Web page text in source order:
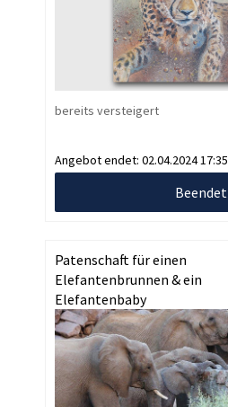
bereits versteigert
Angebot endet: 02.04.2024 17:35
Beendet
Patenschaft für einen
Elefantenbrunnen & ein
Elefantenbaby